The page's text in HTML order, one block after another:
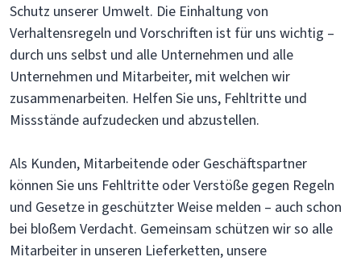
Schutz unserer Umwelt. Die Einhaltung von
Verhaltensregeln und Vorschriften ist für uns wichtig –
durch uns selbst und alle Unternehmen und alle
Unternehmen und Mitarbeiter, mit welchen wir
zusammenarbeiten. Helfen Sie uns, Fehltritte und
Missstände aufzudecken und abzustellen.
Als Kunden, Mitarbeitende oder Geschäftspartner
können Sie uns Fehltritte oder Verstöße gegen Regeln
und Gesetze in geschützter Weise melden – auch schon
bei bloßem Verdacht. Gemeinsam schützen wir so alle
Mitarbeiter in unseren Lieferketten, unsere